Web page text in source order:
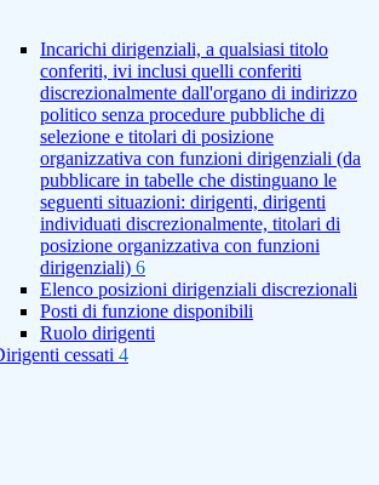
Incarichi dirigenziali, a qualsiasi titolo
conferiti, ivi inclusi quelli conferiti
discrezionalmente dall'organo di indirizzo
politico senza procedure pubbliche di
selezione e titolari di posizione
organizzativa con funzioni dirigenziali (da
pubblicare in tabelle che distinguano le
seguenti situazioni: dirigenti, dirigenti
individuati discrezionalmente, titolari di
posizione organizzativa con funzioni
dirigenziali) 6
Elenco posizioni dirigenziali discrezionali
Posti di funzione disponibili
Ruolo dirigenti
cessati 4